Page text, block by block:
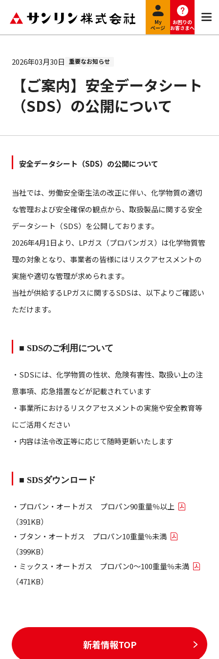
My
ページ
お困りの
お客さまへ
2026年03月30日 重要なお知らせ
【ご案内】安全データシート
（SDS）の公開について
安全データシート（SDS）の公開について
当社では、労働安全衛生法の改正に伴い、化学物質の適切
な管理および安全確保の観点から、取扱製品に関する安全
データシート（SDS）を公開しております。
2026年4月1日より、LPガス（プロパンガス）は化学物質管
理の対象となり、事業者の皆様にはリスクアセスメントの
実施や適切な管理が求められます。
当社が供給するLPガスに関するSDSは、以下よりご確認い
ただけます。
■ SDSのご利用について
・SDSには、化学物質の性状、危険有害性、取扱い上の注
意事項、応急措置などが記載されています
・事業所におけるリスクアセスメントの実施や安全教育等
にご活用ください
・内容は法令改正等に応じて随時更新いたします
■ SDSダウンロード
・プロパン・オートガス プロパン90重量％以上
（391KB）
・ブタン・オートガス プロパン10重量％未満
（399KB）
・ミックス・オートガス プロパン0～100重量％未満
（471KB）
新着情報TOP